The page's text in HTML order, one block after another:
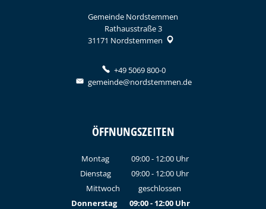
Gemeinde Nordstemmen
Rathausstraße 3
31171 Nordstemmen
+49 5069 800-0
gemeinde@nordstemmen.de
ÖFFNUNGSZEITEN
Montag 09:00- 12:00Uhr
Von 09:00 bis 12:00 Uhr
Dienstag 09:00- 12:00Uhr
Von 09:00 bis 12:00 Uhr
Mittwoch
geschlossen
Donnerstag
09:00- 12:00 Uhr